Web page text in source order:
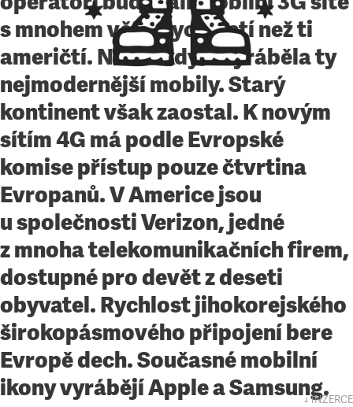
s mnohem větší rychlostí než ti
američtí. Nokia kdysi vyráběla ty
nejmodernější mobily. Starý
kontinent však zaostal. K novým
sítím 4G má podle Evropské
komise přístup pouze čtvrtina
Evropanů. V Americe jsou
u společnosti Verizon, jedné
z mnoha telekomunikačních firem,
dostupné pro devět z deseti
obyvatel. Rychlost jihokorejského
širokopásmového připojení bere
Evropě dech. Současné mobilní
ikony vyrábějí Apple a Samsung.↓ INZERCE